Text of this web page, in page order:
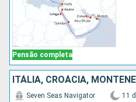
Pensão completa
Seven Seas Navigator 11 d